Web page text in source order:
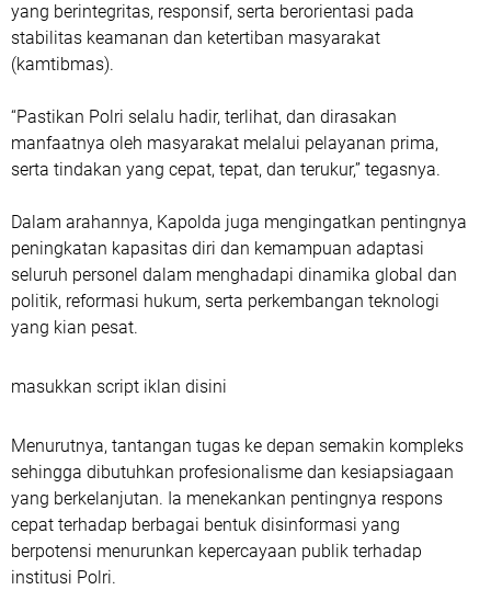
yang berintegritas, responsif, serta berorientasi pada
stabilitas keamanan dan ketertiban masyarakat
(kamtibmas).
“Pastikan Polri selalu hadir, terlihat, dan dirasakan
manfaatnya oleh masyarakat melalui pelayanan prima,
serta tindakan yang cepat, tepat, dan terukur,” tegasnya.
Dalam arahannya, Kapolda juga mengingatkan pentingnya
peningkatan kapasitas diri dan kemampuan adaptasi
seluruh personel dalam menghadapi dinamika global dan
politik, reformasi hukum, serta perkembangan teknologi
yang kian pesat.
masukkan script iklan disini
Menurutnya, tantangan tugas ke depan semakin kompleks
sehingga dibutuhkan profesionalisme dan kesiapsiagaan
yang berkelanjutan. Ia menekankan pentingnya respons
cepat terhadap berbagai bentuk disinformasi yang
berpotensi menurunkan kepercayaan publik terhadap
institusi Polri.